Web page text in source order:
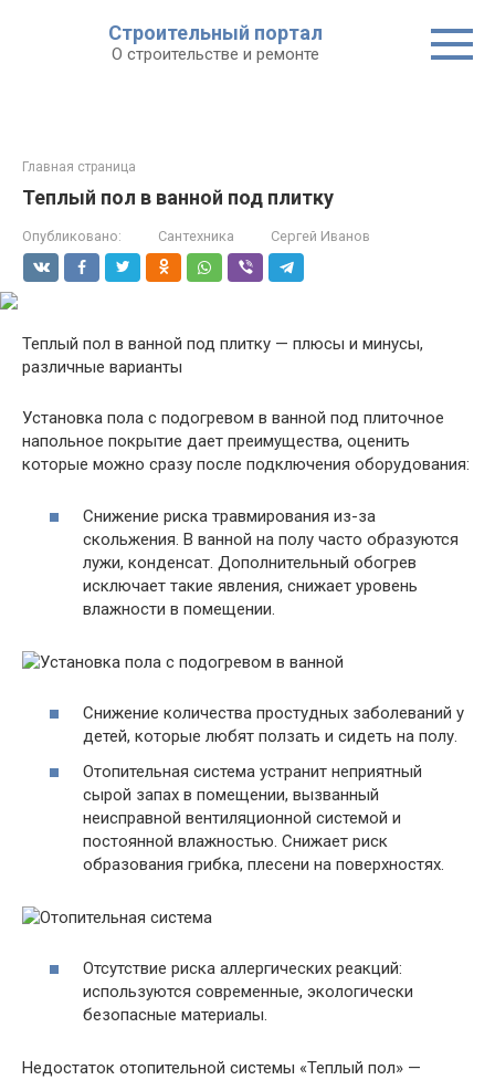
Строительный портал
О строительстве и ремонте
Главная страница
Теплый пол в ванной под плитку
Опубликовано: Сантехника Сергей Иванов
Теплый пол в ванной под плитку — плюсы и минусы,
различные варианты
Установка пола с подогревом в ванной под плиточное
напольное покрытие дает преимущества, оценить
которые можно сразу после подключения оборудования:
Снижение риска травмирования из-за
скольжения. В ванной на полу часто образуются
лужи, конденсат. Дополнительный обогрев
исключает такие явления, снижает уровень
влажности в помещении.
Снижение количества простудных заболеваний у
детей, которые любят ползать и сидеть на полу.
Отопительная система устранит неприятный
сырой запах в помещении, вызванный
неисправной вентиляционной системой и
постоянной влажностью. Снижает риск
образования грибка, плесени на поверхностях.
Отсутствие риска аллергических реакций:
используются современные, экологически
безопасные материалы.
Недостаток отопительной системы «Теплый пол» —